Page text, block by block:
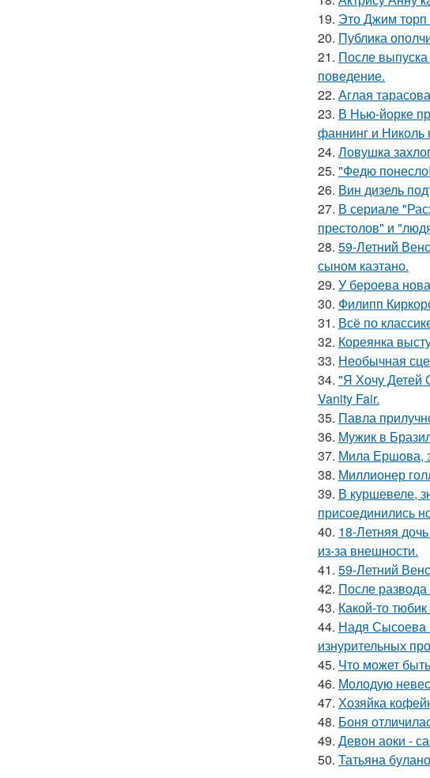
19. Это Джим торп
20. Публика
21. После
поведение.
22. Аглая
23. В Нью-йорке
фаннинг и Николь
24. Ловушка
25. "Федю
26. Вин дизель
27. В сериале
престолов" и
28. 59-Летний
сыном каэтано.
29. У бероева
30. Филипп
31. Всё по
32. Кореянка
33. Необычная
34. "Я Хочу Детей
Vanity Fair.
35. Павла
36. Мужик в
37. Мила Ершова,
38. Миллионер
39. В куршевеле,
присоединились
40. 18-Летняя
из-за внешности.
41. 59-Летний
42. После
43. Какой-то
44. Надя Сысоева
изнурительных
45. Что может
46. Молодую
47. Хозяйка
48. Боня
49. Девон аоки -
50. Татьяна